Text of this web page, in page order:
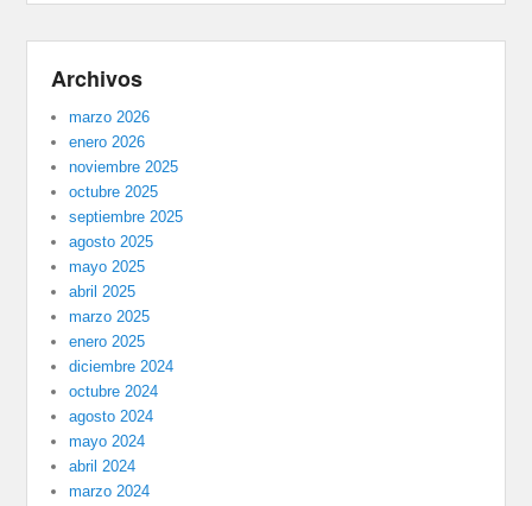
Archivos
marzo 2026
enero 2026
noviembre 2025
octubre 2025
septiembre 2025
agosto 2025
mayo 2025
abril 2025
marzo 2025
enero 2025
diciembre 2024
octubre 2024
agosto 2024
mayo 2024
abril 2024
marzo 2024